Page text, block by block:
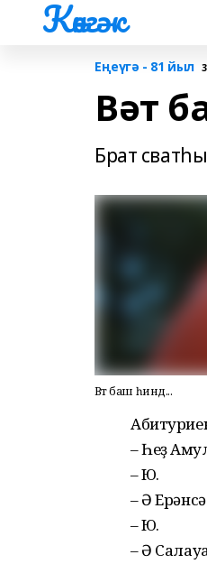
Көнгәк
Еңеүгә - 81 йыл
Вәт
Брат
Вәт баш һиндә...
– Һеҙ
– Юҡ.
– Ә
– Юҡ.
– Ә